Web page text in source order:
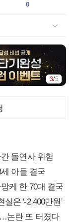
0
4/5
돌연사 위험
아들 결국
케 한 70대 결국
은 '-2,400만원'
논란 또 터졌다